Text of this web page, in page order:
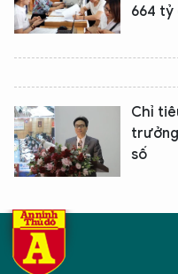
664 tỷ
Chỉ
số
XIN CHÀO,
TÔI LÀ
Hãy hỏi tôi bất